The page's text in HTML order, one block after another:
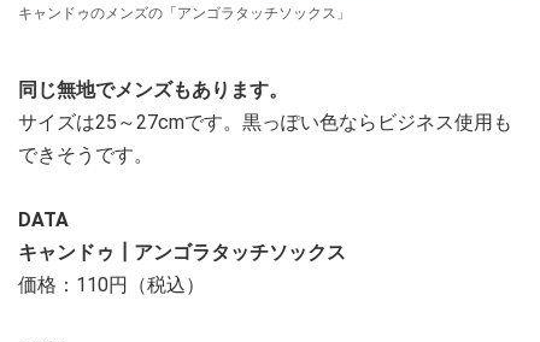
キャンドゥのメンズの「アンゴラタッチソックス」
同じ無地でメンズもあります。
サイズは25～27cmです。黒っぽい色ならビジネス使用も
できそうです。
DATA
キャンドゥ┃アンゴラタッチソックス
価格：110円（税込）